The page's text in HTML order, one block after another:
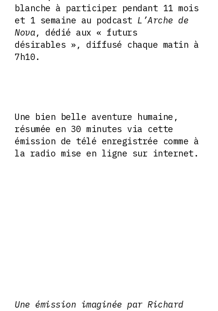
blanche à participer pendant 11 mois
et 1 semaine au podcast L’Arche de
Nova, dédié aux « futurs
désirables », diffusé chaque matin à
7h10.
Une bien belle aventure humaine,
résumée en 30 minutes via cette
émission de télé enregistrée comme à
la radio mise en ligne sur internet.
Une émission imaginée par Richard